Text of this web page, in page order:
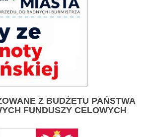
Z BUDŻETU PAŃSTWA
FUNDUSZY CELOWYCH